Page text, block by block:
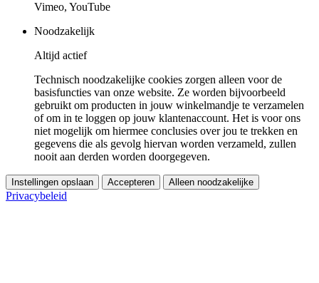
Vimeo, YouTube
Noodzakelijk
Altijd actief
Technisch noodzakelijke cookies zorgen alleen voor de
basisfuncties van onze website. Ze worden bijvoorbeeld
gebruikt om producten in jouw winkelmandje te verzamelen
of om in te loggen op jouw klantenaccount. Het is voor ons
niet mogelijk om hiermee conclusies over jou te trekken en
gegevens die als gevolg hiervan worden verzameld, zullen
nooit aan derden worden doorgegeven.
Instellingen opslaan Accepteren Alleen noodzakelijke
Privacybeleid